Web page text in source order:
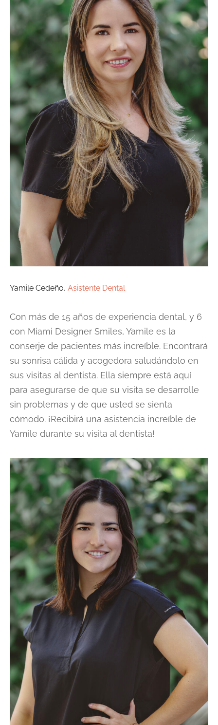
Yamile Cedeño, Asistente Dental
Con más de 15 años de experiencia dental, y 6
con Miami Designer Smiles, Yamile es la
conserje de pacientes más increíble. Encontrará
su sonrisa cálida y acogedora saludándolo en
sus visitas al dentista. Ella siempre está aquí
para asegurarse de que su visita se desarrolle
sin problemas y de que usted se sienta
cómodo. ¡Recibirá una asistencia increíble de
Yamile durante su visita al dentista!